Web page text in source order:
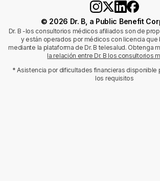
© 2026 Dr. B, a Public Benefit
Dr. B -los consultorios médicos afiliados son de
y están operados por médicos con licencia que
mediante la plataforma de Dr. B telesalud. Obtenga
la relación entre Dr. B los consultorios
* Asistencia por dificultades financieras disponible
los requisitos